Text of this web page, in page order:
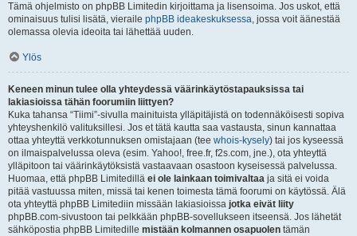
Tämä ohjelmisto on phpBB Limitedin kirjoittama ja lisensoima. Jos uskot, että
ominaisuus tulisi lisätä, vieraile phpBB ideakeskuksessa, jossa voit äänestää
olemassa olevia ideoita tai lähettää uuden.
Ylös
Keneen minun tulee olla yhteydessä väärinkäytöstapauksissa tai
lakiasioissa tähän foorumiin liittyen?
Kuka tahansa “Tiimi”-sivulla mainituista ylläpitäjistä on todennäköisesti sopiva
yhteyshenkilö valituksillesi. Jos et tätä kautta saa vastausta, sinun kannattaa
ottaa yhteyttä verkkotunnuksen omistajaan (tee whois-kysely) tai jos kyseessä
on ilmaispalvelussa oleva (esim. Yahoo!, free.fr, f2s.com, jne.), ota yhteyttä
ylläpitoon tai väärinkäytöksistä vastaavaan osastoon kyseisessä palvelussa.
Huomaa, että phpBB Limitedillä ei ole lainkaan toimivaltaa ja sitä ei voida
pitää vastuussa miten, missä tai kenen toimesta tämä foorumi on käytössä. Älä
ota yhteyttä phpBB Limitediin missään lakiasioissa jotka eivät liity
phpBB.com-sivustoon tai pelkkään phpBB-sovellukseen itseensä. Jos lähetät
sähköpostia phpBB Limitedille mistään kolmannen osapuolen tämän